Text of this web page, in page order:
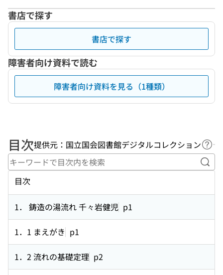
書店で探す
書店で探す
障害者向け資料で読む
障害者向け資料を見る（1種類）
目次提供元：国立国会図書館デジタルコレクション ヘ
キ
目次
1． 鋳造の湯流れ 千々岩健児 p1
1．1 まえがき p1
1．2 流れの基礎定理 p2